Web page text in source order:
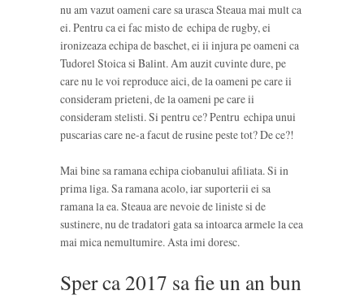
nu am vazut oameni care sa urasca Steaua mai mult ca
ei. Pentru ca ei fac misto de echipa de rugby, ei
ironizeaza echipa de baschet, ei ii injura pe oameni ca
Tudorel Stoica si Balint. Am auzit cuvinte dure, pe
care nu le voi reproduce aici, de la oameni pe care ii
consideram prieteni, de la oameni pe care ii
consideram stelisti. Si pentru ce? Pentru echipa unui
puscarias care ne-a facut de rusine peste tot? De ce?!
Mai bine sa ramana echipa ciobanului afiliata. Si in
prima liga. Sa ramana acolo, iar suporterii ei sa
ramana la ea. Steaua are nevoie de liniste si de
sustinere, nu de tradatori gata sa intoarca armele la cea
mai mica nemultumire. Asta imi doresc.
Sper ca 2017 sa fie un an bun